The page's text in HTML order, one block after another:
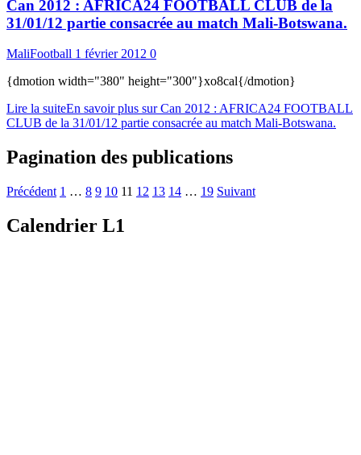
Can 2012 : AFRICA24 FOOTBALL CLUB de la
31/01/12 partie consacrée au match Mali-Botswana.
MaliFootball 1 février 2012 0
{dmotion width="380" height="300"}xo8cal{/dmotion}
Lire la suiteEn savoir plus sur Can 2012 : AFRICA24 FOOTBALL
CLUB de la 31/01/12 partie consacrée au match Mali-Botswana.
Pagination des publications
Précédent 1 … 8 9 10 11 12 13 14 … 19 Suivant
Calendrier L1